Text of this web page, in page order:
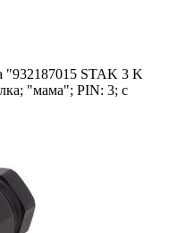
"932187015 STAK 3 K
"мама"; PIN: 3; с